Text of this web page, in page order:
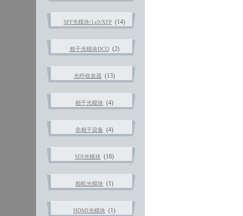
SFF光模块/1x9/XFP (14)
相干光模块DCO(2)
光纤收发器 (13)
相干光模块 (4)
非相干设备 (4)
SDI光模块 (18)
相机光模块 (1)
HDMI光模块 (1)